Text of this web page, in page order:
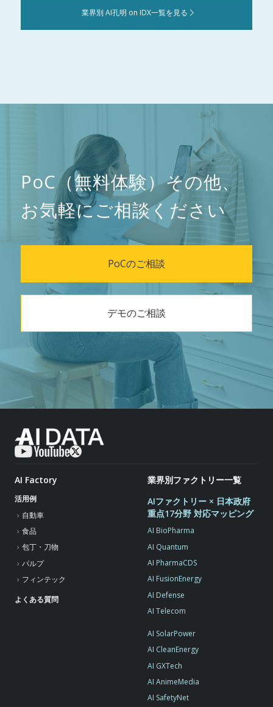
業界別 AI孔明 on IDX一覧を見る
PoC（無料体験）その他、
お気軽にご相談ください
PoCのご相談
デモのご相談
AI Factory
活用例
自動車
食品
包丁・刀物
パルプ
フィンテック
よくある質問
業界別ファクトリー一覧
AIファクトリー × 日本政府
重点17分野 対応マッピング
AI BioPharma
AI Quantum
AI PharmaCDS
AI FusionEnergy
AI Defense
AI Telecom
AI SolarPower
AI CleanEnergy
AI GXTech
AI AnimeMedia
AI SafetyNet